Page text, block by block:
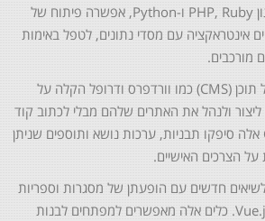
שפות תכנות עורפיות, כגון PHP, Ruby ו-Python, אפשרה פיתוח של
אינטראקציה עם מסדי נתונים, לטפל באימות
מורכבים.
הופעתן של מערכות ניהול תוכן (CMS) כמו וורדפרס ודרופל הקלה על
ולנהל את האתרים שלהם מבלי לכתוב קוד
מאפס. פלטפורמות CMS אלה סיפקו תבניות, ערכות נושא ותוספים שניתן
הצרכים האישיים.
חדשים עם הופעתן של מסגרות וספריות
כמו React, Angular ו-Vue.js. כלים אלה מאפשרים למפתחים לבנות